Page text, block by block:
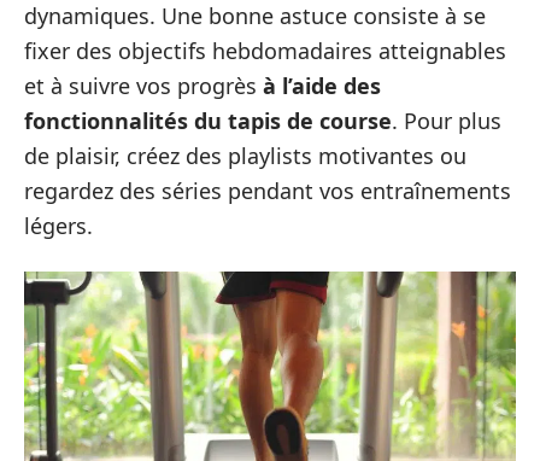
dynamiques. Une bonne astuce consiste à se
fixer des objectifs hebdomadaires atteignables
et à suivre vos progrès à l’aide des
fonctionnalités du tapis de course. Pour plus
de plaisir, créez des playlists motivantes ou
regardez des séries pendant vos entraînements
légers.